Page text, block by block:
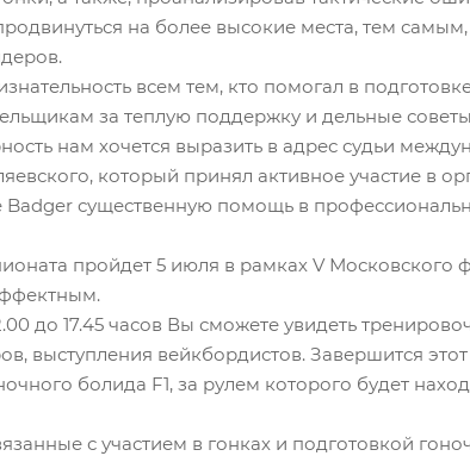
на более высокие места, тем самым,
всем тем, кто помогал в
за теплую поддержку и дельные
нам хочется выразить в адрес судьи
который принял активное участие в
Badger существенную помощь в
пройдет 5 июля в рамках V Московского
до 17.45 часов Вы сможете увидеть
выступления вейкбордистов. Завершится
болида F1, за рулем которого будет
с участием в гонках и подготовкой